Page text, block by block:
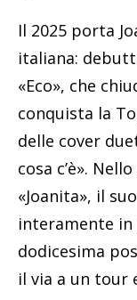
Il 2025 porta
italiana:
«Eco», che
conquista la
delle cover
cosa c’è».
«Joanita», il
interamente
dodicesima
il via a un tour